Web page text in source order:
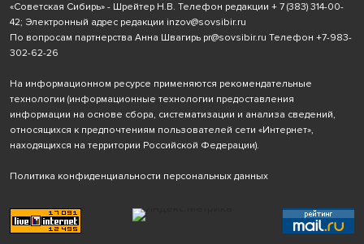
«Советская Сибирь» - Шрейтер Н.В. Телефон редакции + 7 (383) 314-00-
42; Электронный адрес редакции inzov@sovsibir.ru
По вопросам партнерства Анна Швагирь pr@sovsibir.ru Телефон +7-983-
302-62-26
На информационном ресурсе применяются рекомендательные
технологии (информационные технологии предоставления
информации на основе сбора, систематизации и анализа сведений,
относящихся к предпочтениям пользователей сети «Интернет»,
находящихся на территории Российской Федерации).
Политика конфиденциальности персональных данных